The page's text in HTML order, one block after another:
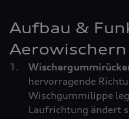
Aufbau &
Aerowischern
hervorragende
Wischgummilippe
Laufrichtung ändert